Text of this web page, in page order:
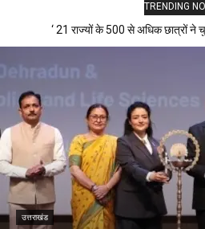
TRENDING
‘ 21 राज्यों के 500 से अधिक छात्रों ने
उत्तराखंड